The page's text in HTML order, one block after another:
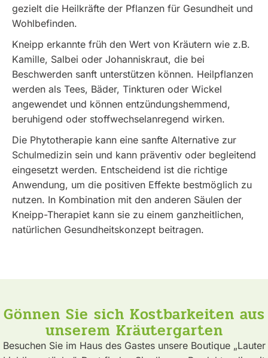
gezielt die Heilkräfte der Pflanzen für Gesundheit und
Wohlbefinden.
Kneipp erkannte früh den Wert von Kräutern wie z.B.
Kamille, Salbei oder Johanniskraut, die bei
Beschwerden sanft unterstützen können. Heilpflanzen
werden als Tees, Bäder, Tinkturen oder Wickel
angewendet und können entzündungshemmend,
beruhigend oder stoffwechselanregend wirken.
Die Phytotherapie kann eine sanfte Alternative zur
Schulmedizin sein und kann präventiv oder begleitend
eingesetzt werden. Entscheidend ist die richtige
Anwendung, um die positiven Effekte bestmöglich zu
nutzen. In Kombination mit den anderen Säulen der
Kneipp-Therapiet kann sie zu einem ganzheitlichen,
natürlichen Gesundheitskonzept beitragen.
Gönnen Sie sich Kostbarkeiten aus
unserem Kräutergarten
Besuchen Sie im Haus des Gastes unsere Boutique „Lauter